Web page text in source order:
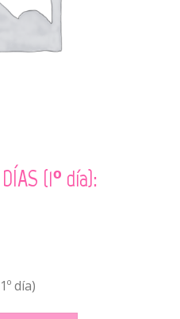
(1º día):
día)